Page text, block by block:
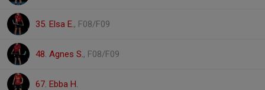
35. Elsa E., F08/F09
48. Agnes S., F08/F09
67. Ebba H.